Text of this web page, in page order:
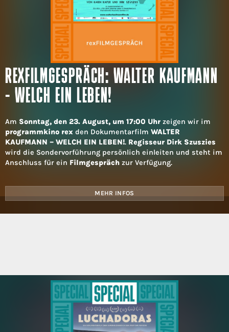
REXFILMGESPRÄCH: WALTER KAUFMANN
- WELCH EIN LEBEN!
Am Sonntag, den 23. August, um 17:00 Uhr zeigen wir im
programmkino rex den Dokumentarfilm WALTER
KAUFMANN – WELCH EIN LEBEN!. Regisseur Dirk Szuszies
wird die Sondervorführung persönlich einleiten und steht im
Anschluss für ein Filmgespräch zur Verfügung.
MEHR INFOS